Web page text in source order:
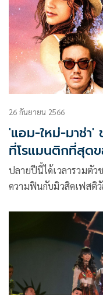
26 กันยายน 2566
'แอม-ใหม่-มาช่า
ที่โรแมนติกที่สุด
ปลายปีนี้ได้เวลารวมตัวชาว 90’s
ความฟินกับมิวสิคเฟสติ
Midwinter เขาใหญ่ จ.
90’s ระดับประเทศ อย่
ดา เอ็นโดรฟิน